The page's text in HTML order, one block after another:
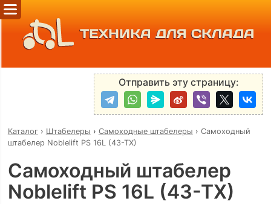
ТЕХНИКА ДЛЯ СКЛАДА
Отправить эту страницу:
Каталог› Штабелеры › Самоходные штабелеры › Самоходный
штабелер Noblelift PS 16L (43-TX)
Самоходный штабелер
Noblelift PS 16L (43-TX)